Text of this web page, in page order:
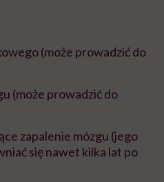
(może prowadzić do
(może prowadzić do
zapalenie mózgu (jego
się nawet kilka lat po